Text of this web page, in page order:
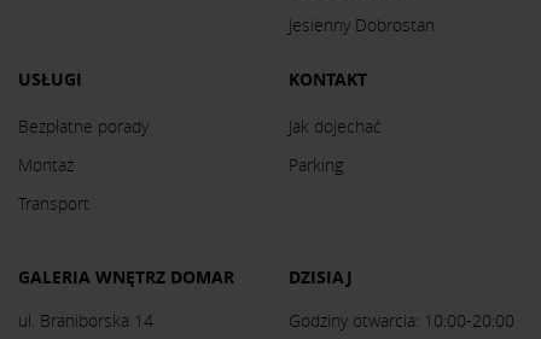
Jesienny Dobrostan
USŁUGI
Bezpłatne porady
Montaż
Transport
KONTAKT
Jak dojechać
Parking
GALERIA WNĘTRZ DOMAR
ul. Braniborska 14
DZISIAJ
Godziny otwarcia: 10:00-20:00